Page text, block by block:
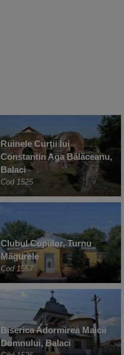
Ruinele Curții lui
Constantin Aga Bălăceanu,
Balaci
Cod 1525
Clubul Copiilor, Turnu
Măgurele
Cod 1557
Biserica Adormirea Maicii
Domnului, Balaci